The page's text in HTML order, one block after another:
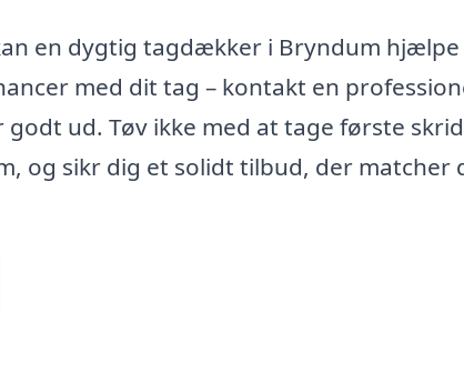
en dygtig tagdækker i Bryndum hjælpe
med dit tag – kontakt en
ud. Tøv ikke med at tage første
og sikr dig et solidt tilbud, der matcher